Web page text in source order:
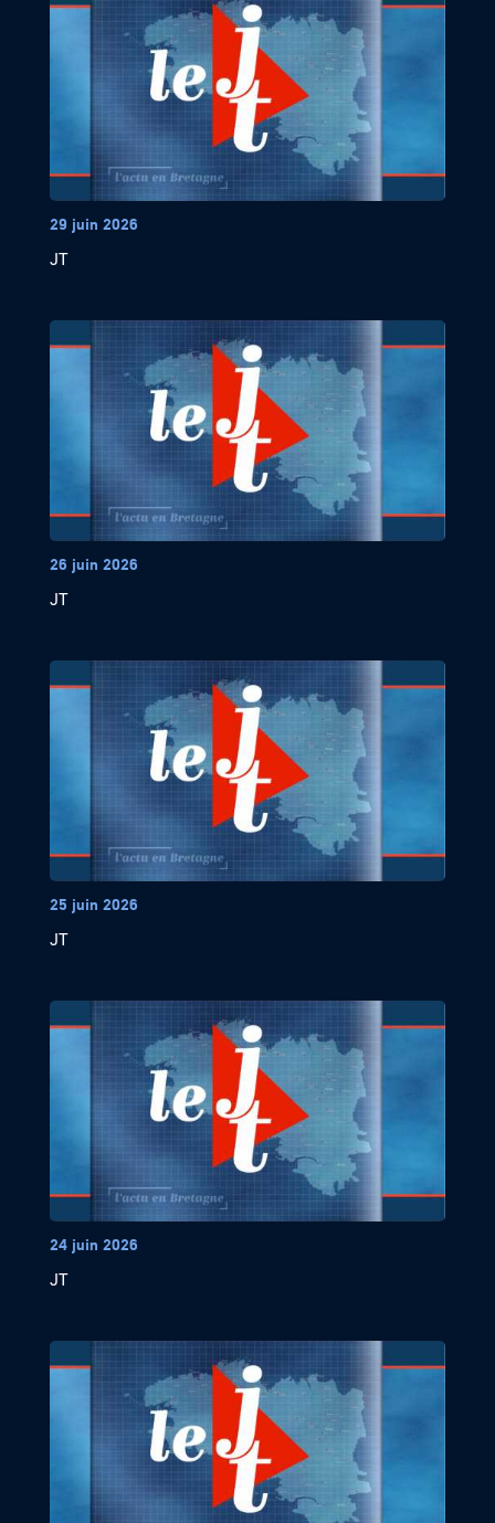
29 juin 2026
JT
26 juin 2026
JT
25 juin 2026
JT
24 juin 2026
JT